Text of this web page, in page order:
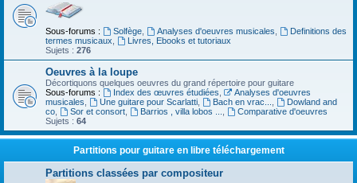
Sous-forums : Solfège, Analyses d'oeuvres musicales
Definitions des
termes musicaux
Livres, Ebooks et tutoriaux
Sujets : 276
Oeuvres à la loupe
Décortiquons quelques oeuvres du grand répertoire pour guitare
Sous-forums :
Index des œuvres étudiées
Analyses d'oeuvres
musicales
Une guitare pour Scarlatti, Bach en vrac...
Dowland and
co
Sor et consort, Barrios , villa lobos ...
Comparative d'oeuvres
Sujets : 64
Partitions pour guitare en libre téléchargement
Partitions classées par compositeur